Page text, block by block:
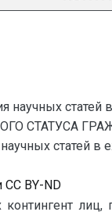
научных
СТАТУСА
статей в
BY-ND